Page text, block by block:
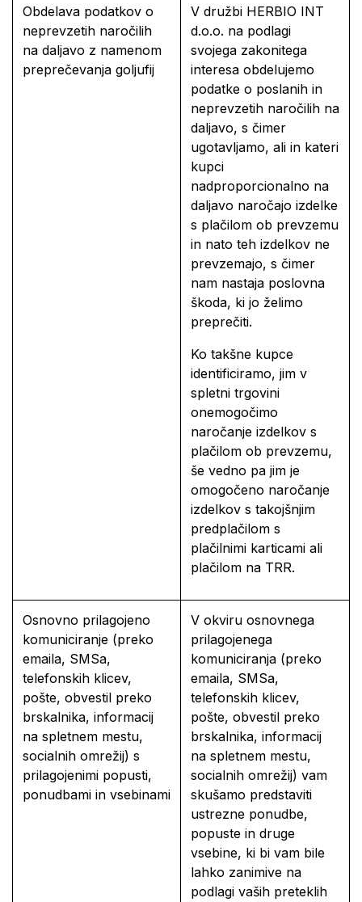
Obdelava podatkov o
neprevzetih naročilih
na daljavo z namenom
preprečevanja goljufij
V družbi HERBIO INT
d.o.o. na podlagi
svojega zakonitega
interesa obdelujemo
podatke o poslanih in
neprevzetih naročilih na
daljavo, s čimer
ugotavljamo, ali in kateri
kupci
nadproporcionalno na
daljavo naročajo izdelke
s plačilom ob prevzemu
in nato teh izdelkov ne
prevzemajo, s čimer
nam nastaja poslovna
škoda, ki jo želimo
preprečiti.
Ko takšne kupce
identificiramo, jim v
spletni trgovini
onemogočimo
naročanje izdelkov s
plačilom ob prevzemu,
še vedno pa jim je
omogočeno naročanje
izdelkov s takojšnjim
predplačilom s
plačilnimi karticami ali
plačilom na TRR.
Osnovno prilagojeno
komuniciranje (preko
emaila, SMSa,
telefonskih klicev,
pošte, obvestil preko
brskalnika, informacij
na spletnem mestu,
socialnih omrežij) s
prilagojenimi popusti,
ponudbami in vsebinami
V okviru osnovnega
prilagojenega
komuniciranja (preko
emaila, SMSa,
telefonskih klicev,
pošte, obvestil preko
brskalnika, informacij
na spletnem mestu,
socialnih omrežij) vam
skušamo predstaviti
ustrezne ponudbe,
popuste in druge
vsebine, ki bi vam bile
lahko zanimive na
podlagi vaših preteklih